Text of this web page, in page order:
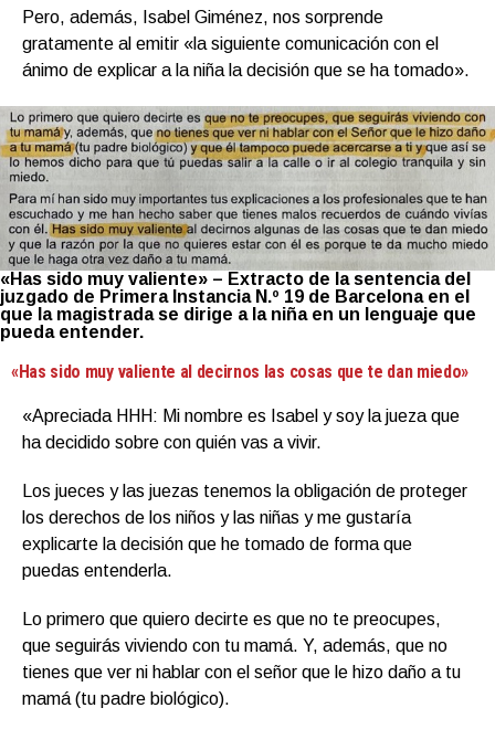
Pero, además, Isabel Giménez, nos sorprende
gratamente al emitir «la siguiente comunicación con el
ánimo de explicar a la niña la decisión que se ha tomado».
«Has sido muy valiente» – Extracto de la sentencia del
juzgado de Primera Instancia N.º 19 de Barcelona en el
que la magistrada se dirige a la niña en un lenguaje que
pueda entender.
«Has sido muy valiente al decirnos las cosas que te dan miedo»
«Apreciada HHH: Mi nombre es Isabel y soy la jueza que
ha decidido sobre con quién vas a vivir.
Los jueces y las juezas tenemos la obligación de proteger
los derechos de los niños y las niñas y me gustaría
explicarte la decisión que he tomado de forma que
puedas entenderla.
Lo primero que quiero decirte es que no te preocupes,
que seguirás viviendo con tu mamá. Y, además, que no
tienes que ver ni hablar con el señor que le hizo daño a tu
mamá (tu padre biológico).